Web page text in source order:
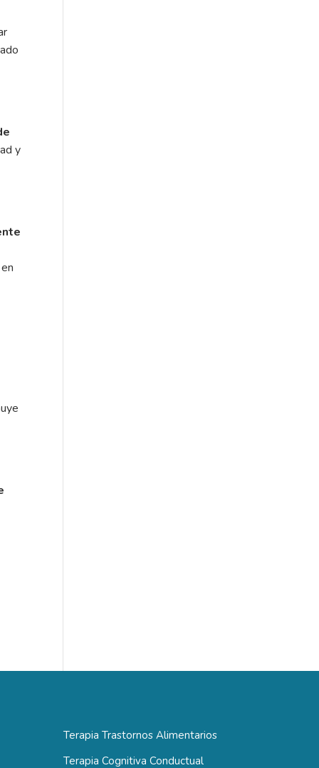
y
Terapia Trastornos Alimentarios
Terapia Cognitiva Conductual